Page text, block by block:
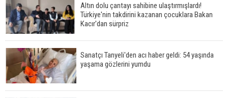
Altın dolu çantayı sahibine ulaştırmışlardı!
Türkiye'nin takdirini kazanan çocuklara Bakan
Kacır'dan sürpriz
Sanatçı Tanyeli'den acı haber geldi: 54 yaşında
yaşama gözlerini yumdu